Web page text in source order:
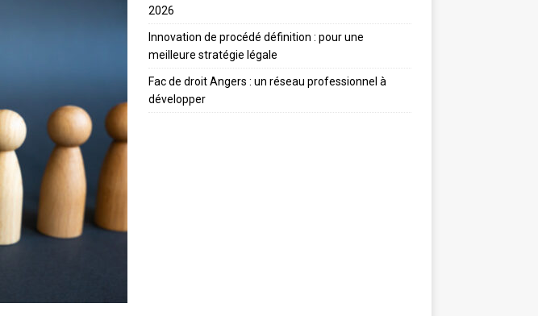
2026
Innovation de procédé définition : pour une
meilleure stratégie légale
Fac de droit Angers : un réseau professionnel à
développer